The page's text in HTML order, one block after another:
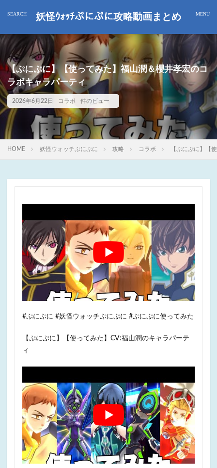
妖怪ｳｫｯﾁぷにぷに攻略動画まとめ
【ぷにぷに】【使ってみた】福山潤＆櫻井孝宏のコ
ラボキャラパーティ
2026年6月22日 コラボ 件のビュー
HOME 妖怪ウォッチぷにぷに 攻略 コラボ 【ぷにぷに】【
#ぷにぷに #妖怪ウォッチぷにぷに #ぷにぷに使ってみた
【ぷにぷに】【使ってみた】CV:福山潤のキャラパーテ
ィ